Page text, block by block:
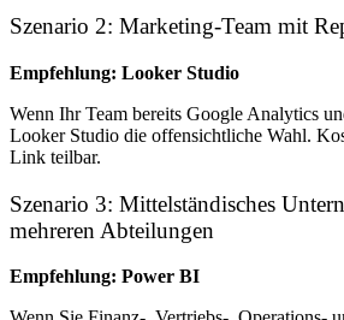
Szenario 2: Marketing-Team mit
Empfehlung: Looker Studio
Wenn Ihr Team bereits Google Analytics
Looker Studio die offensichtliche Wahl.
Link teilbar.
Szenario 3: Mittelständisches
mehreren Abteilungen
Empfehlung: Power BI